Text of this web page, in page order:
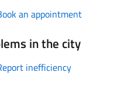
an appointment
in the city
inefficiency